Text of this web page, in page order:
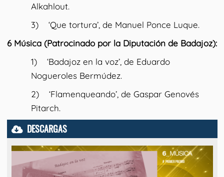
Alkahlout.
3) ‘Que tortura’, de Manuel Ponce Luque.
6 Música (Patrocinado por la Diputación de Badajoz):
1) ‘Badajoz en la voz’, de Eduardo
Nogueroles Bermúdez.
2) ‘Flamenqueando’, de Gaspar Genovés
Pitarch.
DESCARGAS